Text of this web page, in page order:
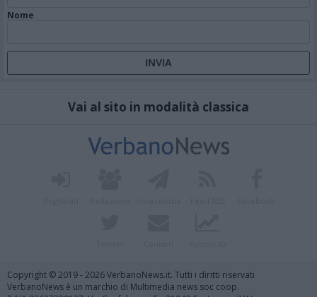
Nome
Vai al sito in modalità classica
Copyright © 2019 - 2026 VerbanoNews.it. Tutti i diritti riservati
VerbanoNews è un marchio di Multimedia news soc coop.